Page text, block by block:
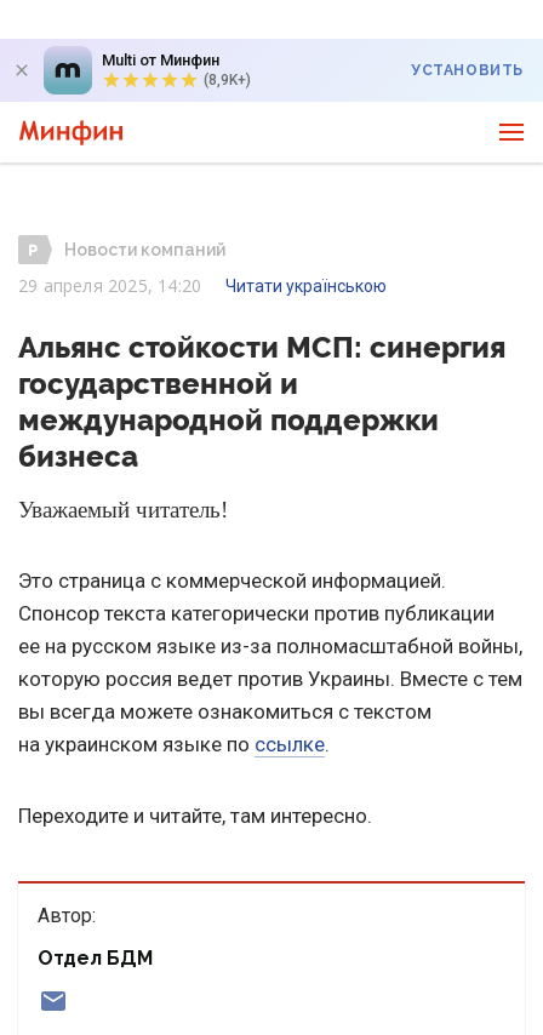
Multi от Минфин
(8,9K+)
УСТАНОВИТЬ
Новости компаний
29 апреля 2025, 14:20 Читати українською
Альянс стойкости МСП: синергия
государственной и
международной поддержки
бизнеса
Уважаемый читатель!
Это страница с коммерческой информацией.
Спонсор текста категорически против публикации
ее на русском языке из-за полномасштабной войны,
которую россия ведет против Украины. Вместе с тем
вы всегда можете ознакомиться с текстом
на украинском языке по ссылке.
Переходите и читайте, там интересно.
Автор:
Отдел БДМ